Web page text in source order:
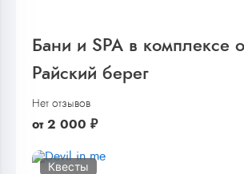
Бани и SPA в комплексе
Райский берег
Нет отзывов
от 2 000 ₽
Квесты